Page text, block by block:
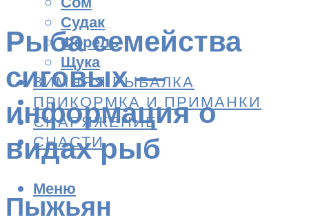
Судак
Форель
Щука
ЗИМНЯЯ РЫБАЛКА
ПРИКОРМКА И ПРИМАНКИ
СНАРЯЖЕНИЕ
СНАСТИ
Меню
Рыба семейства
сиговых —
информация о
видах рыб
Пыжьян